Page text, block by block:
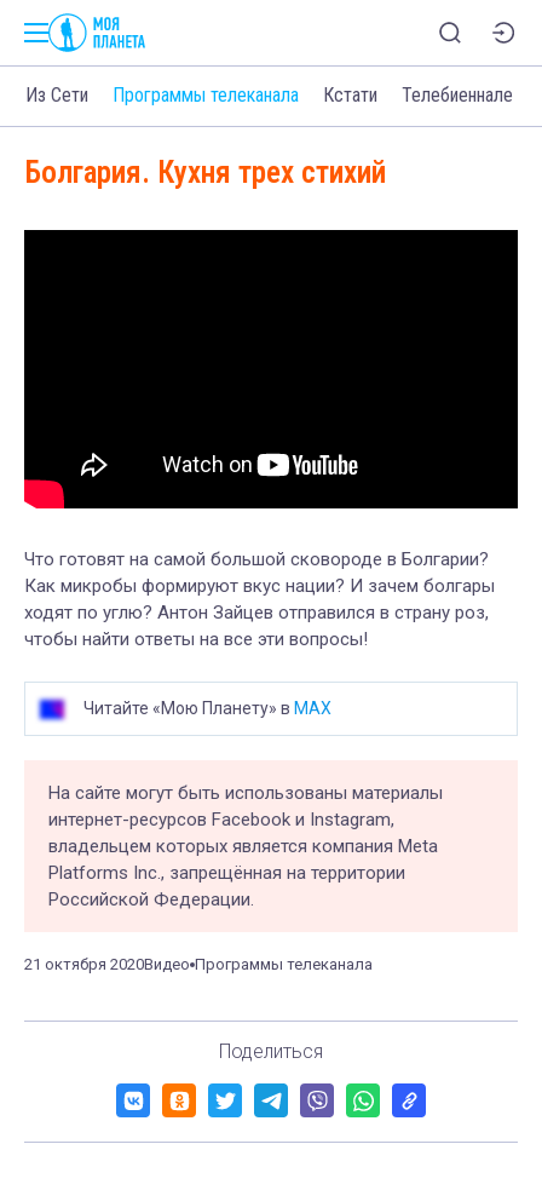
Из Сети Программы телеканала Кстати Телебиеннале
Болгария. Кухня трех стихий
Что готовят на самой большой сковороде в Болгарии?
Как микробы формируют вкус нации? И зачем болгары
ходят по углю? Антон Зайцев отправился в страну роз,
чтобы найти ответы на все эти вопросы!
Читайте «Мою Планету» в MAX
На сайте могут быть использованы материалы
интернет-ресурсов Facebook и Instagram,
владельцем которых является компания Meta
Platforms Inc., запрещённая на территории
Российской Федерации.
21 октября 2020Видео Программы телеканала
Поделиться